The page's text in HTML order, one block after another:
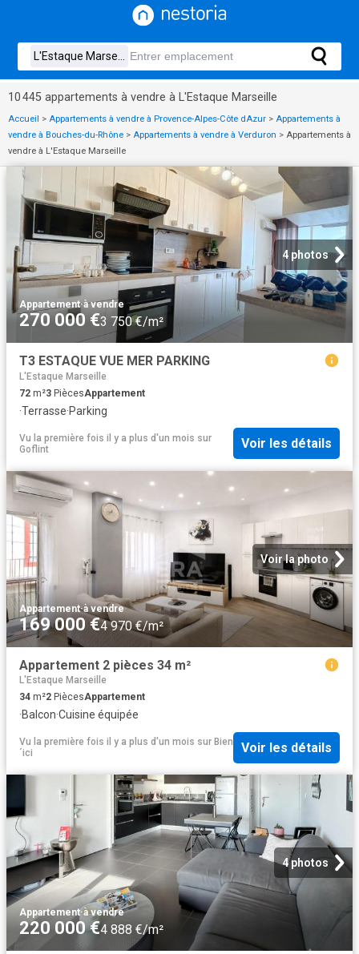
10 445 appartements à vendre à L'Estaque Marseille
Accueil > Appartements à vendre à Provence-Alpes-Côte dAzur > Appartements à
vendre à Bouches-du-Rhône > Appartements à vendre à Verduron > Appartements à
vendre à L'Estaque Marseille
4 photos
Appartement·à vendre
270 000 €3 750 €/m²
T3 ESTAQUE VUE MER PARKING
L'Estaque Marseille
72 m²3 PiècesAppartement
·Terrasse·Parking
Vu la première fois il y a plus d'un mois sur
Goflint
Voir les détails
Voir la photo
Appartement·à vendre
169 000 €4 970 €/m²
Appartement 2 pièces 34 m²
L'Estaque Marseille
34 m²2 PiècesAppartement
·Balcon·Cuisine équipée
Vu la première fois il y a plus d'un mois sur Bien
´ici
Voir les détails
4 photos
Appartement·à vendre
220 000 €4 888 €/m²